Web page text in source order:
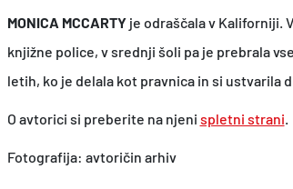
MONICA MCCARTYje odraščala v Kaliforniji.
knjižne police, v srednji šoli pa je prebrala
letih, ko je delala kot pravnica in si ustvarila
O avtorici si preberite na njeni spletni strani.
Fotografija: avtoričin arhiv